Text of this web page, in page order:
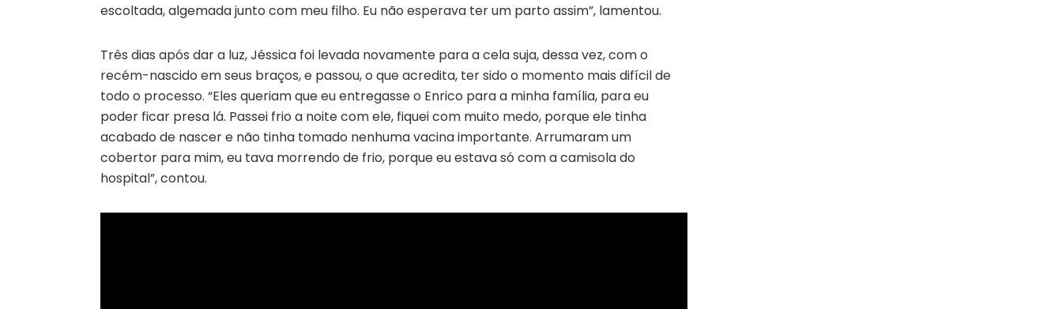
escoltada, algemada junto com meu filho. Eu não esperava ter um parto assim”, lamentou.
Três dias após dar a luz, Jéssica foi levada novamente para a cela suja, dessa vez, com o
recém-nascido em seus braços, e passou, o que acredita, ter sido o momento mais difícil de
todo o processo. “Eles queriam que eu entregasse o Enrico para a minha família, para eu
poder ficar presa lá. Passei frio a noite com ele, fiquei com muito medo, porque ele tinha
acabado de nascer e não tinha tomado nenhuma vacina importante. Arrumaram um
cobertor para mim, eu tava morrendo de frio, porque eu estava só com a camisola do
hospital”, contou.